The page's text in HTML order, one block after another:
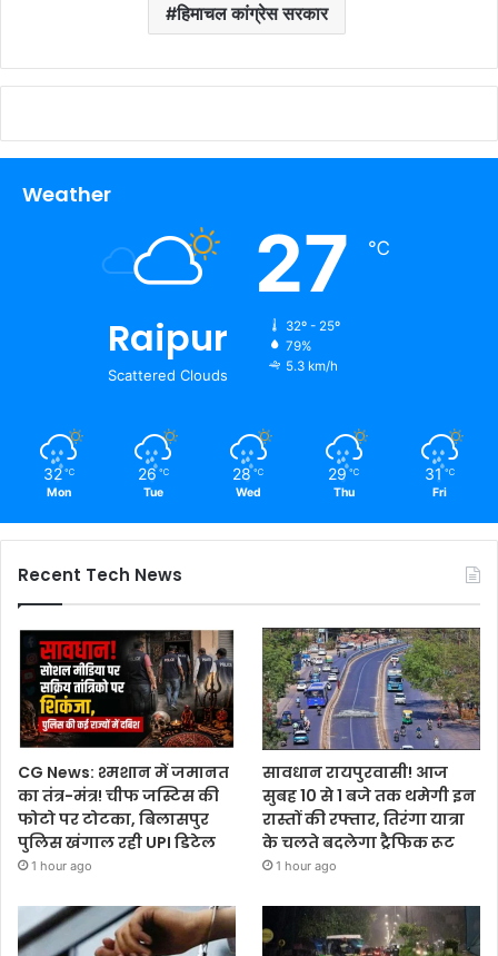
हिमाचल कांग्रेस सरकार
Weather
Raipur
Scattered Clouds
27 ℃
32º - 25º
79%
5.3 km/h
32 ℃
Mon
26 ℃
Tue
28 ℃
Wed
29 ℃
Thu
31 ℃
Fri
Recent Tech News
CG News: श्मशान में जमानत
का तंत्र-मंत्र! चीफ जस्टिस की
फोटो पर टोटका, बिलासपुर
पुलिस खंगाल रही UPI डिटेल
1 hour ago
सावधान रायपुरवासी! आज
सुबह 10 से 1 बजे तक थमेगी इन
रास्तों की रफ्तार, तिरंगा यात्रा
के चलते बदलेगा ट्रैफिक रूट
1 hour ago